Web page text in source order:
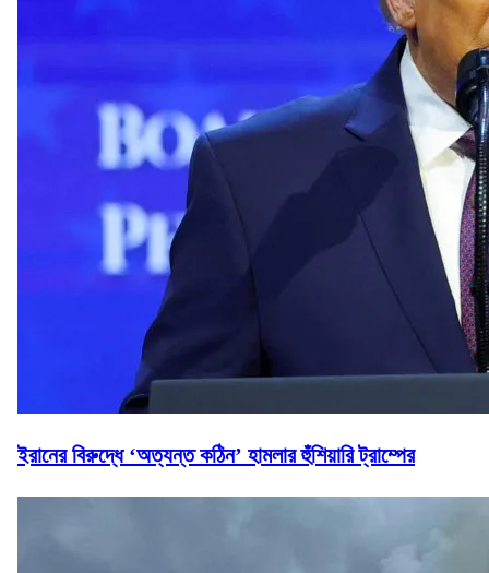
ইরানের বিরুদ্ধে ‘অত্যন্ত কঠিন’ হামলার হুঁশিয়ারি ট্রাম্পের